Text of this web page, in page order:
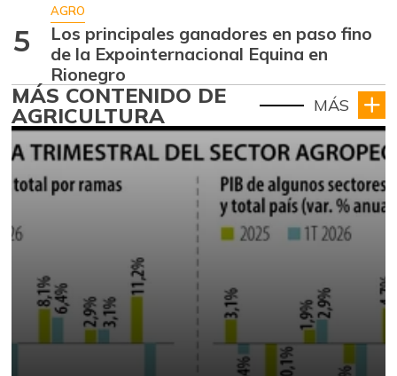
5
AGRO
Los principales ganadores en paso fino
de la Expointernacional Equina en
Rionegro
MÁS CONTENIDO DE
AGRICULTURA MÁS